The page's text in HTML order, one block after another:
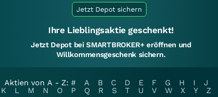
Jetzt Depot sichern
Ihre Lieblingsaktie geschenkt!
Jetzt Depot bei SMARTBROKER+ eröffnen und
Willkommensgeschenk sichern.
Aktien von A - Z: # A B C D E F G H I
J
K
L M N O P Q R S T U V W X Y
Z